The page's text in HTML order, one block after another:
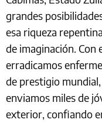
grandes
esa riqueza
de imaginación.
erradicamos
de prestigio
enviamos miles de
exterior, confiando